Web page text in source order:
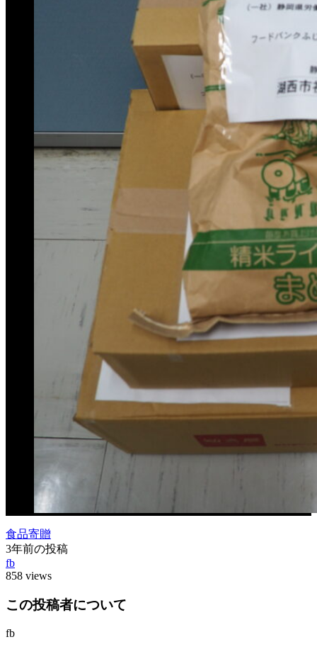
食品寄贈
3年前の投稿
fb
858 views
この投稿者について
fb